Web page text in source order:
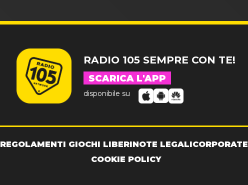
RADIO 105 SEMPRE CON TE!
SCARICA L'APP
disponibile su
REGOLAMENTI GIOCHI LIBERINOTE LEGALICORPORATE
COOKIE POLICY